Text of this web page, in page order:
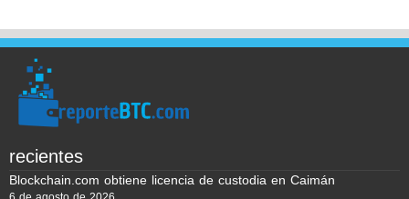
recientes
Blockchain.com obtiene licencia de custodia en Caimán